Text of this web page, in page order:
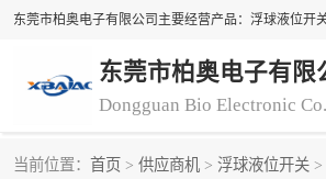
东莞市柏奥电子有限
Dongguan Bio Electronic
当前位置： 首页 > 供应商机 > 浮球液位开关